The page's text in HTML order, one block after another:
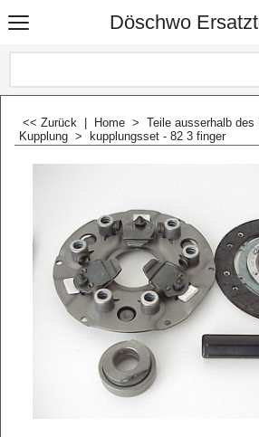
Döschwo
<< Zurück Home > Teile ausserhalb des
Kupplung > kupplungsset - 82 3 finger